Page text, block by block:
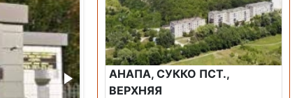
АНАПА, СУККО ПСТ.,
ВЕРХНЯЯ